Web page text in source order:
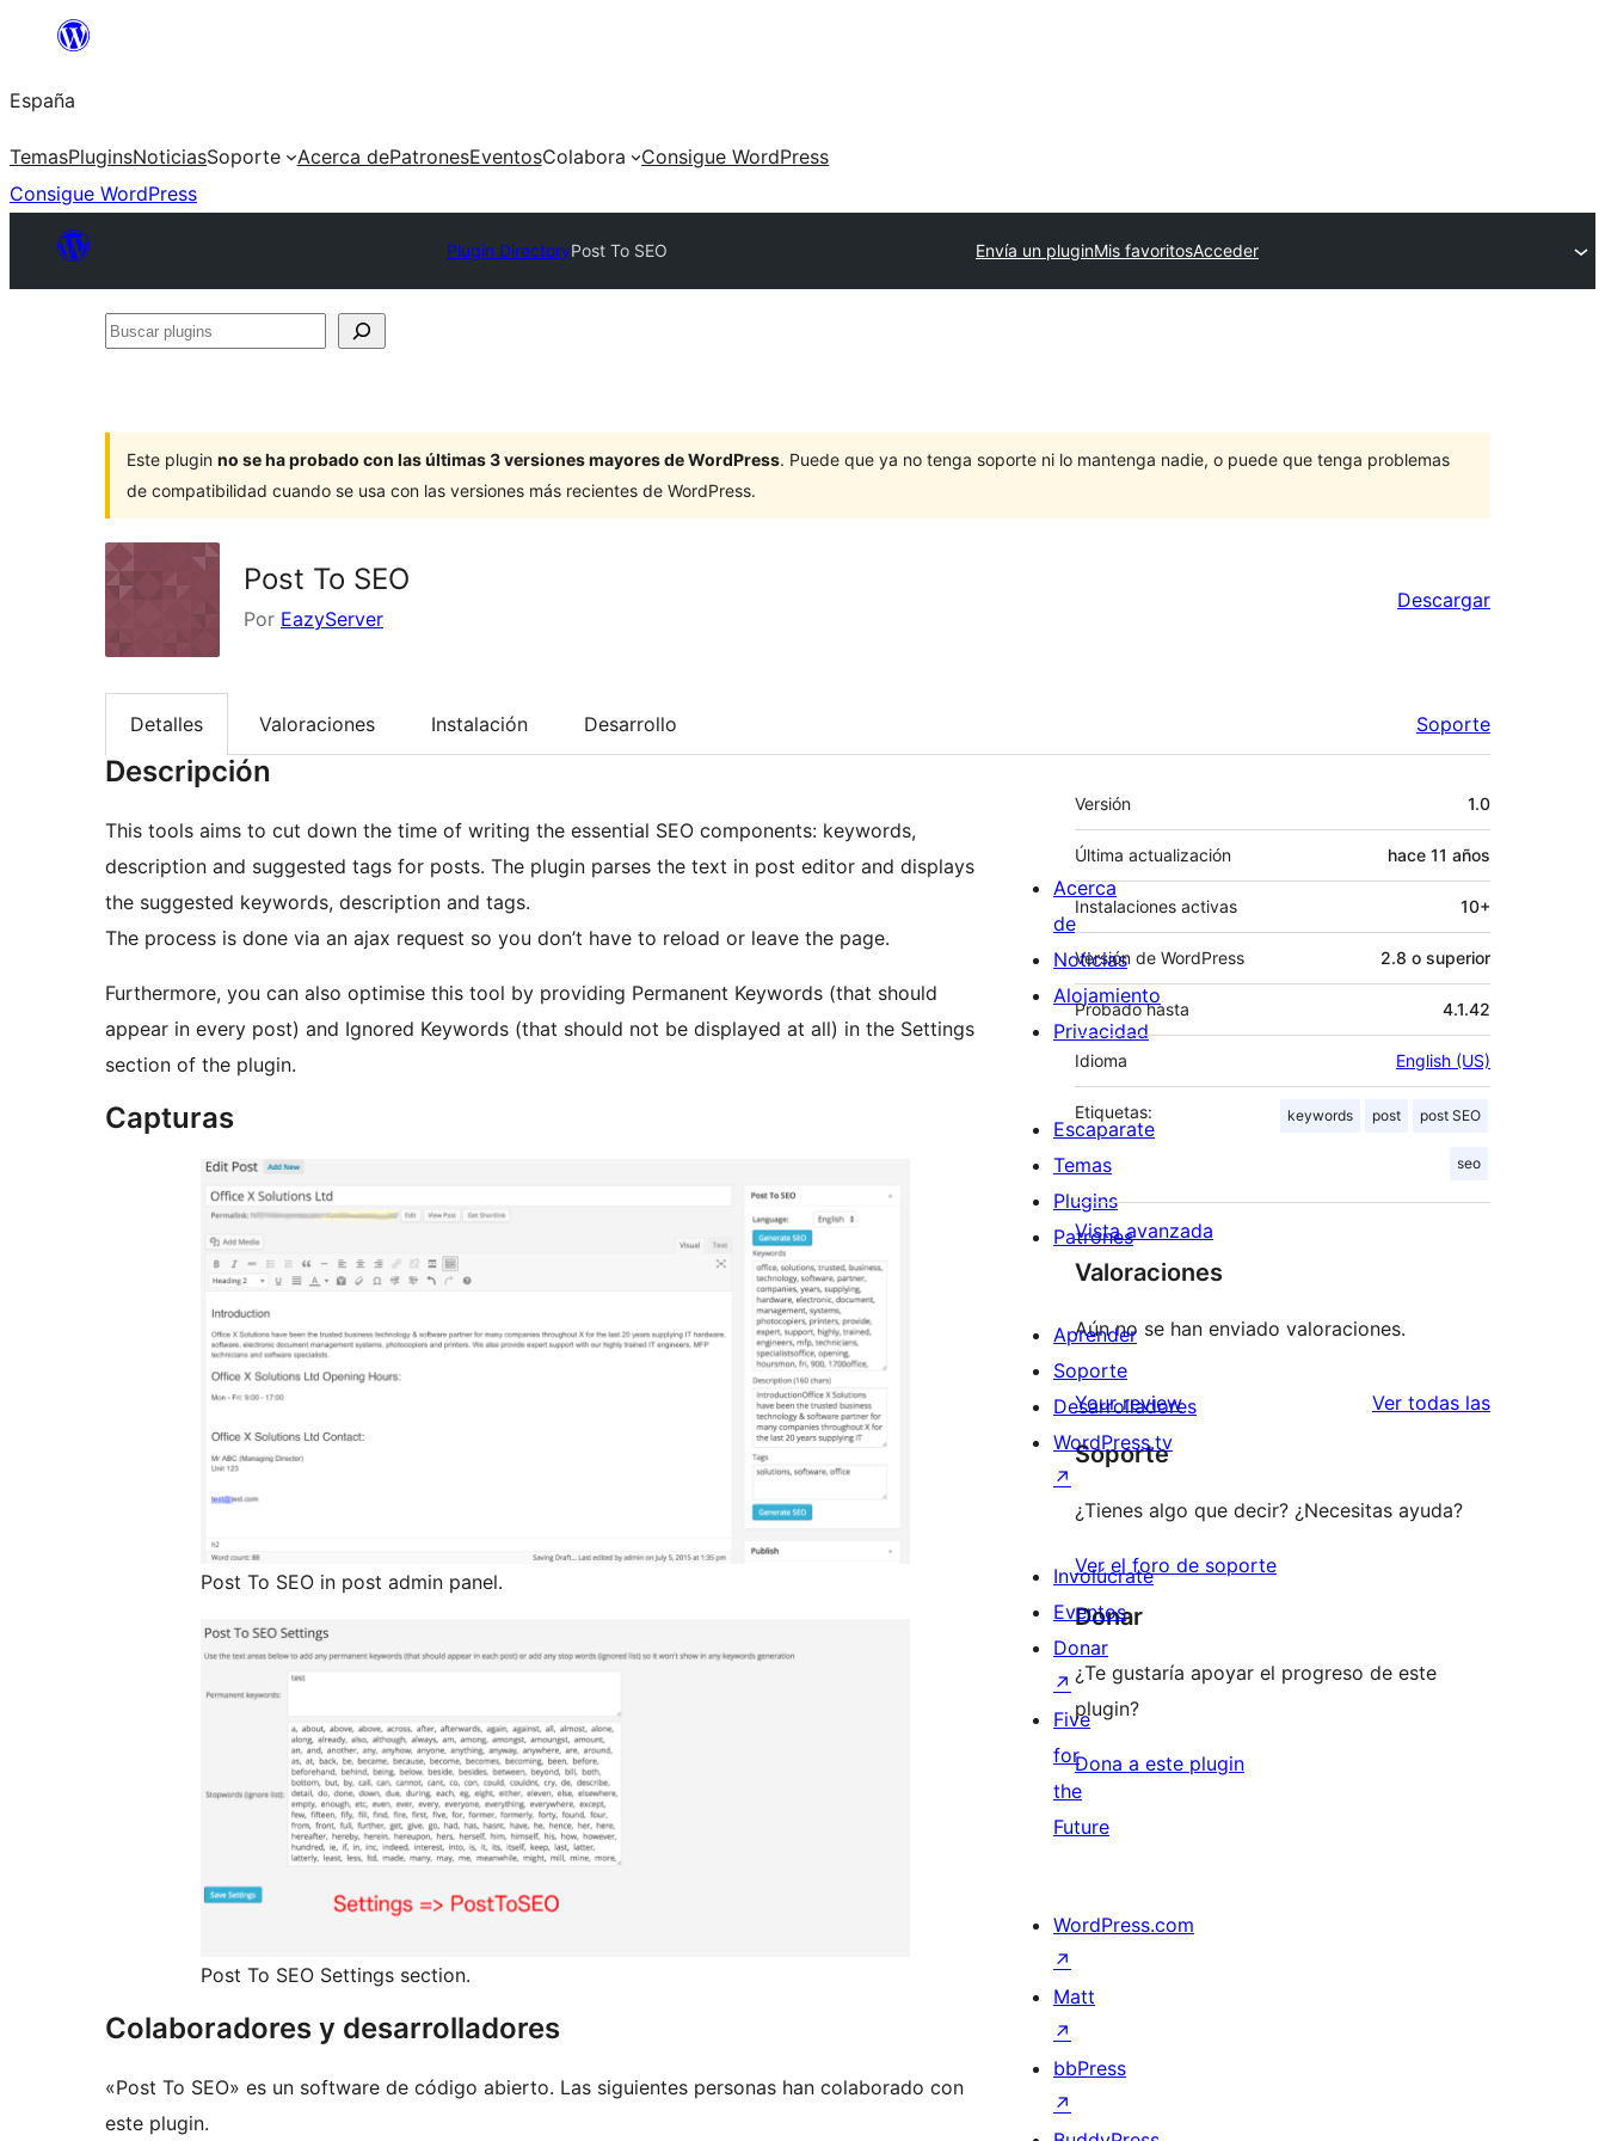
Saltar
contenido
España
TemasPluginsNoticiasSoporte Acerca dePatronesEventosColabora
Consigue WordPress
Consigue WordPress
Plugin DirectoryPost To SEO Envía un pluginMis favoritosAcceder
Buscar
Este plugin no se ha probado con las últimas 3 versiones mayores de WordPress. Puede que ya no tenga soporte ni lo mantenga nadie, o puede que tenga problemas
de compatibilidad cuando se usa con las versiones más recientes de WordPress.
Post To SEO
Por EazyServer
Descargar
Detalles Valoraciones Instalación Desarrollo Soporte
Descripción
This tools aims to cut down the time of writing the essential SEO components: keywords,
description and suggested tags for posts. The plugin parses the text in post editor and displays
the suggested keywords, description and tags.
The process is done via an ajax request so you don’t have to reload or leave the page.
Furthermore, you can also optimise this tool by providing Permanent Keywords (that should
appear in every post) and Ignored Keywords (that should not be displayed at all) in the Settings
section of the plugin.
Capturas
Post To SEO in post admin panel.
Post To SEO Settings section.
Colaboradores y desarrolladores
«Post To SEO» es un software de código abierto. Las siguientes personas han colaborado con
este plugin.
Meta
Versión 1.0
Última actualización hace 11 años
Instalaciones activas 10+
Versión de WordPress 2.8 o superior
Probado hasta 4.1.42
Idioma English (US)
Etiquetas: keywords post post SEO
seo
Vista avanzada
Valoraciones
Aún no se han enviado valoraciones.
Your review Ver todas lasvaloraciones
Soporte
¿Tienes algo que decir? ¿Necesitas ayuda?
Ver el foro de soporte
Donar
¿Te gustaría apoyar el progreso de este
plugin?
Dona a este plugin
Acerca
de
Noticias
Alojamiento
Privacidad
Escaparate
Temas
Plugins
Patrones
Aprender
Soporte
Desarrolladores
WordPress.tv
↗
Involúcrate
Eventos
Donar
↗
Five
for
the
Future
WordPress.com
↗
Matt
↗
bbPress
↗